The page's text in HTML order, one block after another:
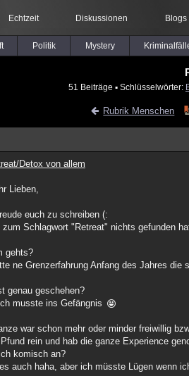
Echtzeit Diskussionen Blogs
Politik Mystery
51 Beiträge ▪ Schlüsselwörter:
Rubrik Menschen
Detox von allem
Lieben,
euch zu schreiben (:
zum Schlagwort "Retreat" nichts gefunden
gehts?
ne Grenzerfahrung Anfang des Jahres die
genau geschehen?
musste ins Gefängnis
war schon mehr oder minder freiwillig
rein und hab die ganze Experience
komisch an?
auch haha, aber ich müsste Lügen wenn